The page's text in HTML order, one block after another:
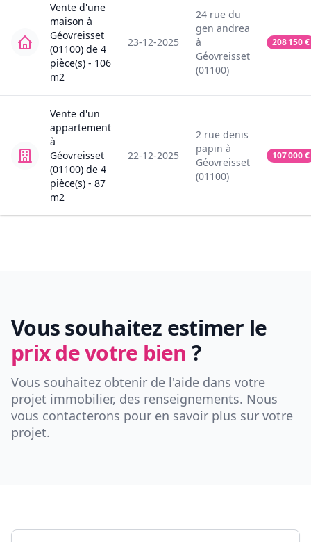
Vente d'une
maison à
Géovreisset
(01100) de 4
pièce(s) - 106
m2
23-12-2025
24 rue du
gen andrea
à
Géovreisset
(01100)
208 150€
Vente d'un
appartement
à
Géovreisset
(01100) de 4
pièce(s) - 87
m2
22-12-2025
2 rue denis
papin à
Géovreisset
(01100)
107 000€
Vous souhaitez estimer le
prix de votre bien ?
Vous souhaitez obtenir de l'aide dans votre
projet immobilier, des renseignements. Nous
vous contacterons pour en savoir plus sur votre
projet.